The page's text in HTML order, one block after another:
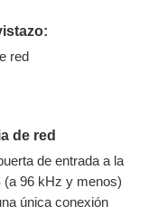
red
de red
de entrada a la
(a 96 kHz y menos)
única conexión